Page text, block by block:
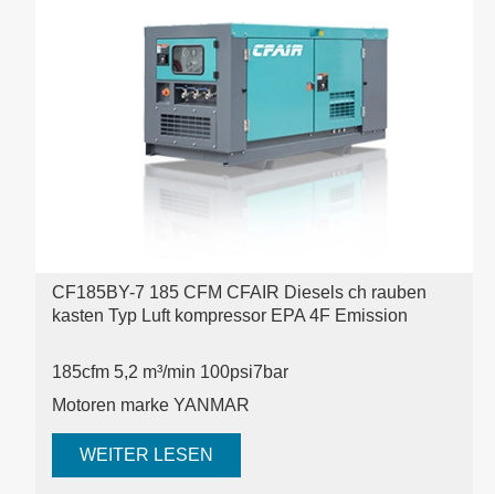
CF185BY-7 185 CFM CFAIR Diesels ch rauben
kasten Typ Luft kompressor EPA 4F Emission
185cfm 5,2 m³/min 100psi7bar
Motoren marke YANMAR
WEITER LESEN